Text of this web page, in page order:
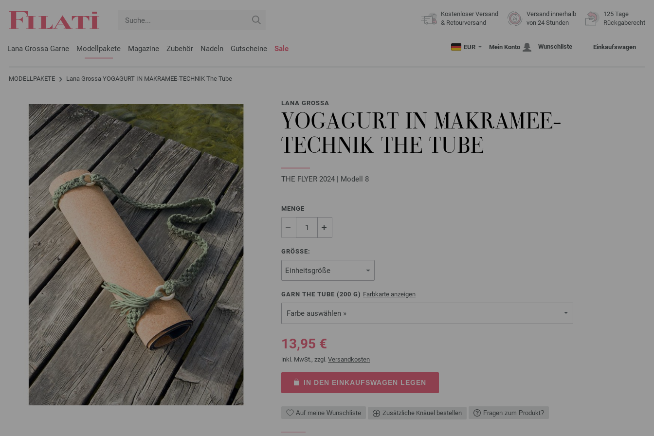
Kostenloser Versand
& Retourversand
Versand innerhalb
von 24 Stunden
125 Tage
Rückgaberecht
Lana Grossa Garne Modellpakete Magazine Zubehör Nadeln Gutscheine Sale EUR Mein Konto Wunschliste Einkaufswagen
MODELLPAKETE Lana Grossa YOGAGURT IN MAKRAMEE-TECHNIK The Tube
LANA GROSSA
YOGAGURT IN MAKRAMEE-
TECHNIK THE TUBE
THE FLYER 2024 | Modell 8
MENGE
GRÖSSE:
GARN THE TUBE (200 G) Farbkarte anzeigen
Farbe auswählen »
13,95 €
inkl. MwSt., zzgl. Versandkosten
IN DEN EINKAUFSWAGEN LEGEN
Auf meine Wunschliste Zusätzliche Knäuel bestellen Fragen zum Produkt?